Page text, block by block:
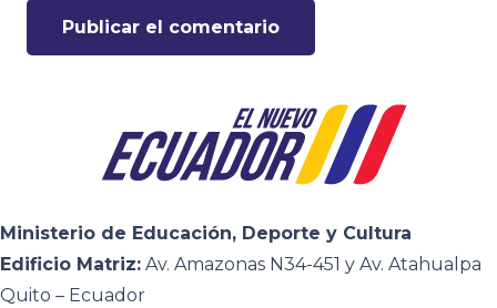
Publicar el comentario
Ministerio de Educación, Deporte y Cultura
Edificio Matriz: Av. Amazonas N34-451 y Av. Atahualpa
Quito – Ecuador